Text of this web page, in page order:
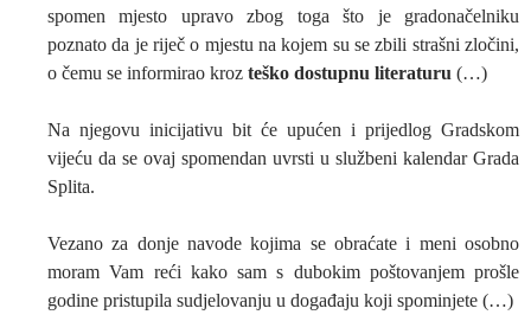
spomen mjesto upravo zbog toga što je gradonačelniku
poznato da je riječ o mjestu na kojem su se zbili strašni zločini,
o čemu se informirao kroz teško dostupnu literaturu (…)
Na njegovu inicijativu bit će upućen i prijedlog Gradskom
vijeću da se ovaj spomendan uvrsti u službeni kalendar Grada
Splita.
Vezano za donje navode kojima se obraćate i meni osobno
moram Vam reći kako sam s dubokim poštovanjem prošle
godine pristupila sudjelovanju u događaju koji spominjete (…)